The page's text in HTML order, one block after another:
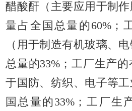
醋酸酐（主要应用于制
量占全国总量的60%；
（用于制造有机玻璃、
总量的33%；工厂生产
于国防、纺织、电子等
国总量的33%；工厂生